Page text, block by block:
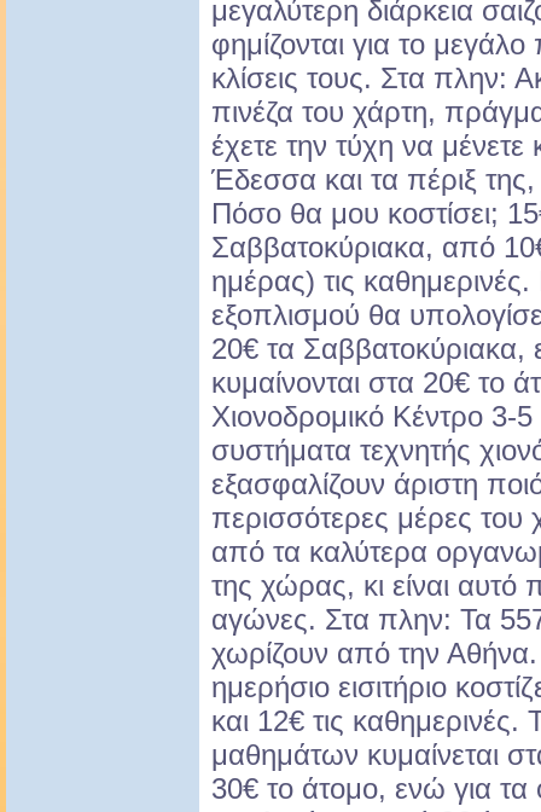
μεγαλύτερη διάρκεια
φημίζονται για το μεγάλο
κλίσεις τους. Στα πλην:
πινέζα του χάρτη,
έχετε την τύχη να
Έδεσσα και τα πέριξ
Πόσο θα μου κοστίσει;
Σαββατοκύριακα, από
ημέρας) τις καθημερινές.
εξοπλισμού θα
20€ τα
κυμαίνονται στα 20€ το
Χιονοδρομικό Κέντρο
συστήματα τεχνητής
εξασφαλίζουν άριστη
περισσότερες μέρες του
από τα καλύτερα
της χώρας, κι είναι αυτό
αγώνες. Στα πλην: Τα
χωρίζουν από την
ημερήσιο εισιτήριο
και 12€ τις καθημερινές.
μαθημάτων κυμαίνεται
30€ το άτομο, ενώ για